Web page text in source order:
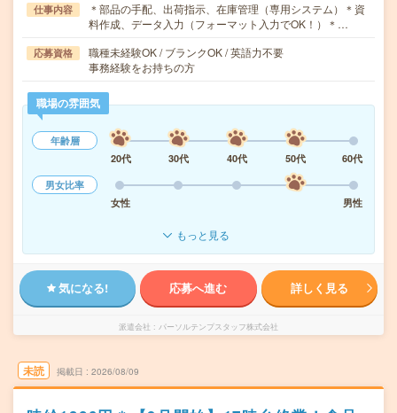
仕事内容
＊部品の手配、出荷指示、在庫管理（専用システム）＊資
料作成、データ入力（フォーマット入力でOK！）＊…
応募資格
職種未経験OK / ブランクOK / 英語力不要
事務経験をお持ちの方
職場の雰囲気
年齢層
20代
30代 40代 50代
60代
男女比率
女性
男性
もっと見る
気になる! 応募へ進む 詳しく見る
派遣会社 パーソルテンプスタッフ株式会社
未読 掲載日 2026/08/09